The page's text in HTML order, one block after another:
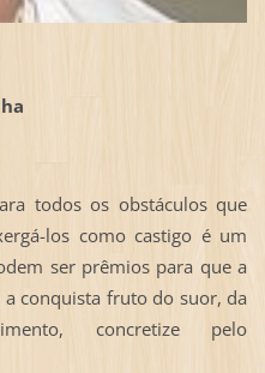
todos os obstáculos que
los como castigo é um
ser prêmios para que a
conquista fruto do suor, da
concretize pelo